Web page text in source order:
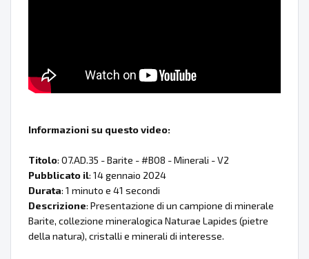
Informazioni su questo video:
Titolo: 07.AD.35 - Barite - #B08 - Minerali - V2
Pubblicato il: 14 gennaio 2024
Durata: 1 minuto e 41 secondi
Descrizione: Presentazione di un campione di minerale
Barite, collezione mineralogica Naturae Lapides (pietre
della natura), cristalli e minerali di interesse.